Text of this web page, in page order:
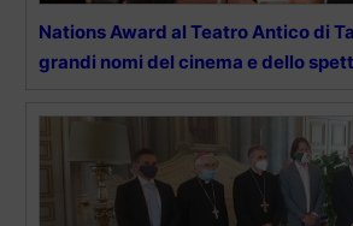
Nations Award al Teatro Antico di
grandi nomi del cinema e dello